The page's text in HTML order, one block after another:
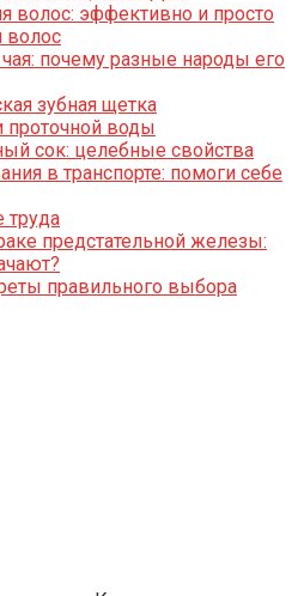
волос: эффективно и просто
волос
почему разные народы его
зубная щетка
проточной воды
сок: целебные свойства
в транспорте: помоги себе
труда
предстательной железы:
правильного выбора